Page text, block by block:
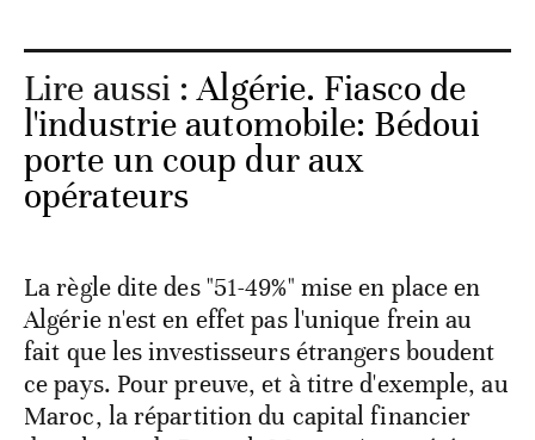
Lire aussi :Algérie. Fiasco de
l'industrie automobile: Bédoui
porte un coup dur aux
opérateurs
La règle dite des "51-49%" mise en place en
Algérie n'est en effet pas l'unique frein au
fait que les investisseurs étrangers boudent
ce pays. Pour preuve, et à titre d'exemple, au
Maroc, la répartition du capital financier